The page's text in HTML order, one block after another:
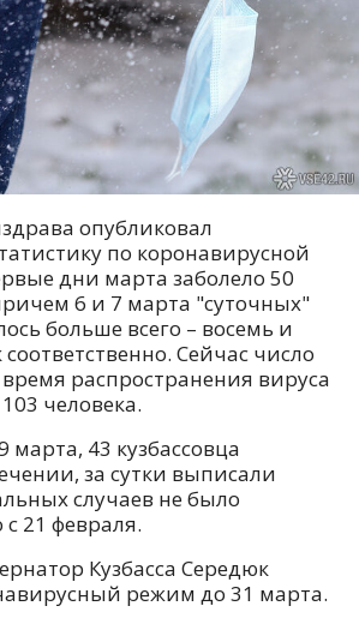
опубликовал
по коронавирусной
дни марта заболело 50
6 и 7 марта "суточных"
больше всего – восемь и
Сейчас число
распространения вируса
человека.
марта, 43 кузбассовца
за сутки выписали
случаев не было
21 февраля.
Кузбасса Середюк
режим до 31 марта.